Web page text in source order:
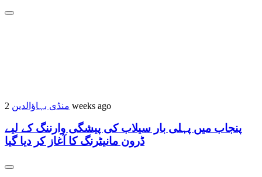
منڈی بہاؤالدین 2 weeks ago
پنجاب میں پہلی بار سیلاب کی پیشگی وارننگ کے لیے
ڈرون مانیٹرنگ کا آغاز کر دیا گیا